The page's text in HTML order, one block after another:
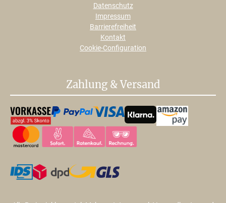
Datenschutz
Impressum
Barrierefreiheit
Kontakt
Cookie-Configuration
Zahlung & Versand